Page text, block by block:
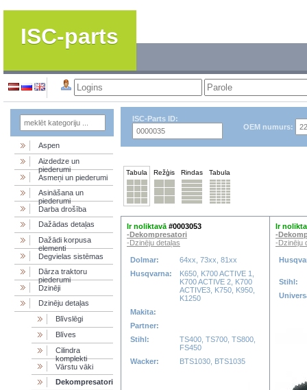
ISC-parts
Aspen
Aizdedze un
piederumi
Asmeņi un piederumi
Asināšana un
piederumi
Darba drošība
Dažādas detaļas
Dažādi korpusa
elementi
Degvielas sistēmas
Dārza traktoru
piederumi
Dzinēji
Dzinēju detaļas
Blīvslēgi
Blīves
Cilindra
komplekti
Vārstu vāki
Dekompresatori
ISC-Parts ID:
OEM numurs:
Tabula Režģis Rindas Tabula
Ir noliktavā #0003053
-Dekompresatori
-Dzinēju detaļas
Dolmar:
64xx, 73xx, 81xx
Husqvarna:
K650, K700 ACTIVE 1,
K700 ACTIVE 2, K700
ACTIVE3, K750, K950,
K1250
Makita:
Partner:
Stihl:
TS400, TS700, TS800,
FS450
Wacker:
BTS1030, BTS1035
Ir
-
-Dzinēju
Stihl: